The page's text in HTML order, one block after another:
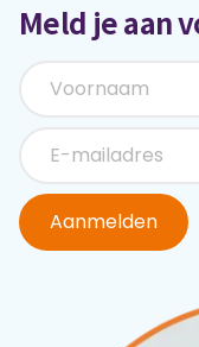
Meld je aan
Aanmelden